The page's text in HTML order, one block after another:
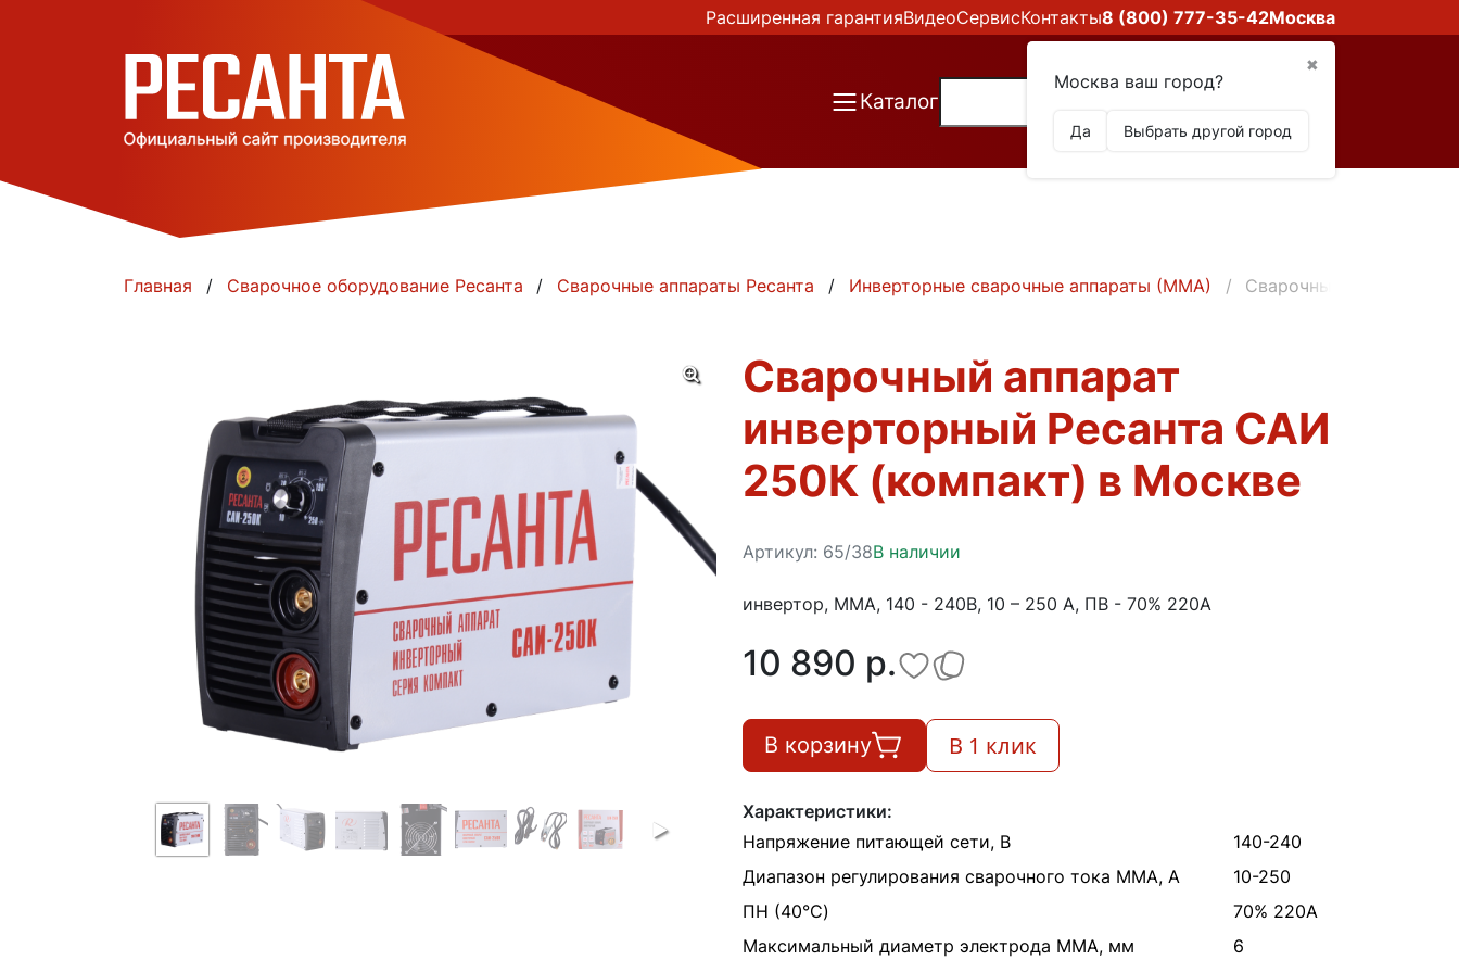
Расширенная гарантияВидеоСервисКонтакты8 (800) 777-35-42Москва
✖
Москва ваш город?
Да Выбрать другой город
Каталог
Главная Сварочное оборудование Ресанта Сварочные аппараты Ресанта Инверторные сварочные аппараты (ММА) Сварочный аппарат
Сварочный аппарат
инверторный Ресанта САИ
250К (компакт) в Москве
Артикул: 65/38В наличии
инвертор, MMA, 140 - 240В, 10 – 250 А, ПВ - 70% 220А
10 890 p.
В корзину В 1 клик
Характеристики:
Напряжение питающей сети, В
140-240
Диапазон регулирования сварочного тока MMA, А
10-250
ПН (40°C)
70% 220А
Максимальный диаметр электрода MMA, мм
6